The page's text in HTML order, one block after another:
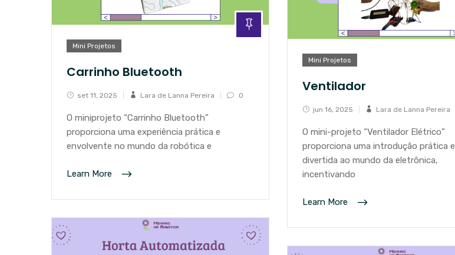
Mini Projetos
Carrinho Bluetooth
set 11, 2025 Lara de Lanna Pereira 0
O miniprojeto “Carrinho Bluetooth”
proporciona uma experiência prática e
envolvente no mundo da robótica e
Learn More
Mini Projetos
Ventilador
jun 16, 2025 Lara de Lanna Pereira
O mini-projeto “Ventilador Elétrico”
proporciona uma introdução prática e
divertida ao mundo da eletrônica,
incentivando
Learn More